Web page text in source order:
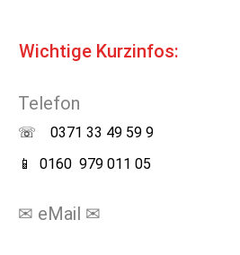
Wichtige Kurzinfos:
Telefon
☏ 0371 33 49 59 9
📱 0160 979 011 05
✉ eMail ✉